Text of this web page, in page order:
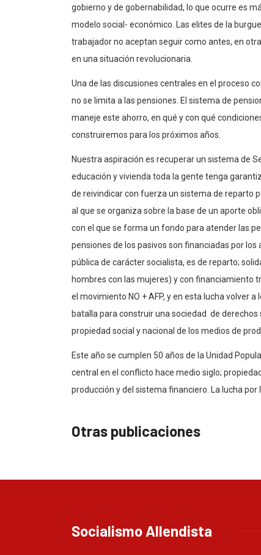
gobierno y de gobernabilidad, lo que ocurre es
modelo social- económico. Las elites de la
trabajador no aceptan seguir como antes, en
en una situación revolucionaria.
Una de las discusiones centrales en el proceso
no se limita a las pensiones. El sistema de
maneje este ahorro, en qué y con qué
construiremos para los próximos años.
Nuestra aspiración es recuperar un sistema de
educación y vivienda toda la gente tenga
de reivindicar con fuerza un sistema de reparto
al que se organiza sobre la base de un aporte
con el que se forma un fondo para atender las
pensiones de los pasivos son financiadas por
pública de carácter socialista, es de reparto;
hombres con las mujeres) y con financiamiento
el movimiento NO + AFP, y en esta lucha volver
batalla para construir una sociedad de
propiedad social y nacional de los medios de
Este año se cumplen 50 años de la Unidad
central en el conflicto hace medio siglo;
producción y del sistema financiero. La lucha
Otras publicaciones
Socialismo Allendista